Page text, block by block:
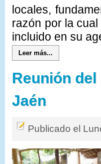
locales,
razón por la
incluido en su
Leer más...
Reunión del
Jaén
Publicado el